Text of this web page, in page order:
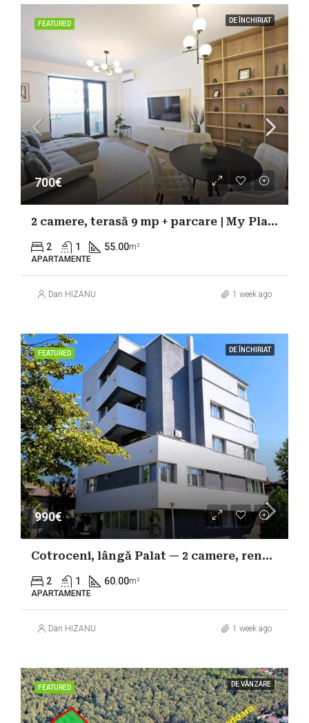
FEATURED DE ÎNCHIRIAT
700€
2 camere, terasă 9 mp + parcare | My Place North | Prima închiriere
2 1 55.00m²
APARTAMENTE
Dan HIZANU 1 week ago
FEATURED DE ÎNCHIRIAT
990€
Cotroceni, lângă Palat — 2 camere, renovat în 2026
2 1 60.00m²
APARTAMENTE
Dan HIZANU 1 week ago
FEATURED DE VÂNZARE